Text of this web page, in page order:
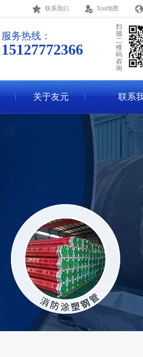
联系我们 Xml地图
扫
描
二
维
码
咨
询
服务热线：
15127772366
友元管道为阜新市产业园提供钢套钢蒸汽直埋保温管产品
关于友元 联系